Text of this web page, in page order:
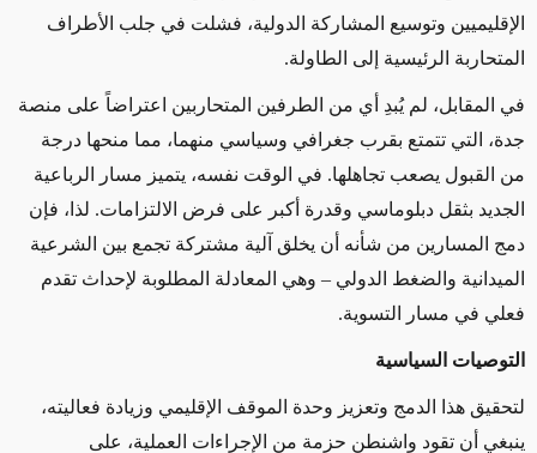
الإقليميين وتوسيع المشاركة الدولية، فشلت في جلب الأطراف
المتحاربة الرئيسية إلى الطاولة.
في المقابل، لم يُبدِ أي من الطرفين المتحاربين اعتراضاً على منصة
جدة، التي تتمتع بقرب جغرافي وسياسي منهما، مما منحها درجة
من القبول يصعب تجاهلها. في الوقت نفسه، يتميز مسار الرباعية
الجديد بثقل دبلوماسي وقدرة أكبر على فرض الالتزامات. لذا، فإن
دمج المسارين من شأنه أن يخلق آلية مشتركة تجمع بين الشرعية
الميدانية والضغط الدولي – وهي المعادلة المطلوبة لإحداث تقدم
فعلي في مسار التسوية.
التوصيات السياسية
لتحقيق هذا الدمج وتعزيز وحدة الموقف الإقليمي وزيادة فعاليته،
ينبغي أن تقود واشنطن حزمة من الإجراءات العملية، على